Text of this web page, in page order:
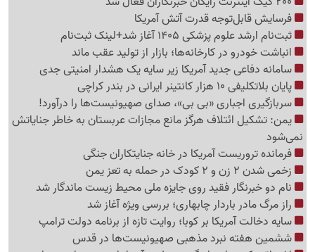
فرسایش قابل‌توجه قدرت آتش آمریکا
ثبت‌نام ارشد علوم پزشکی 1405 آغاز شد+لینک ثبت‌نام
انباشت خودرو در کارخانه‌ها؛ بازار از تولید عقب ماند
سامانه دفاعی جدید آمریکا زیر سایه یک هشدار امنیتی جدی
پایان بلاتکلیفی 10 هزار کانتینر ایرانی در بندر کراچی
سربازگیری اجباری «بی بی»، صدای صهیونیست‌ها را درآورد!
یمن: تشکیل ائتلاف هرگز مانع مجازات عربستان به خاطر جنایاتش
نمی‌شود
فرمانده تروریست آمریکا در خانه جنایتکاران جنگی
زخمی شدن 2 زن و 2 کودک در حمله به تعز یمن
نام دو خبرنگار فقید روی جایزه ملی محیط زیست ماندگار شد
راز مرگ مادر باردار چابهاری؛ بررسی ویژه آغاز شد
سایه دخالت آمریکا بر کوبا؛ روایت تازه از برنامه دولت ترامپ
ششمین هفته نبرد مذهبی صهیونیست‌ها در قدس